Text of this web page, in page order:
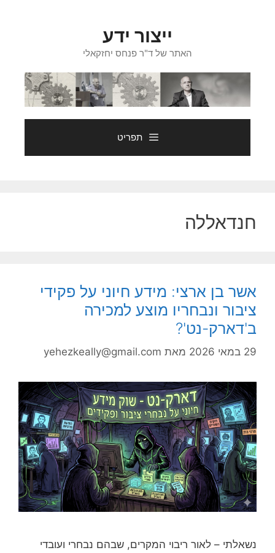
ייצור ידע
האתר של ד"ר פנחס יחזקאלי
תפריט
חנדאללה
אשר בן ארצי: מידע חיוני על פקידי
ציבור ונבחריו מוצע למכירה
ב'דארק-נט'?
29 במאי 2026 מאת yehezkeally@gmail.com
נשאלתי – לאור ריבוי המקרים, שבהם נבחרי ועובדי